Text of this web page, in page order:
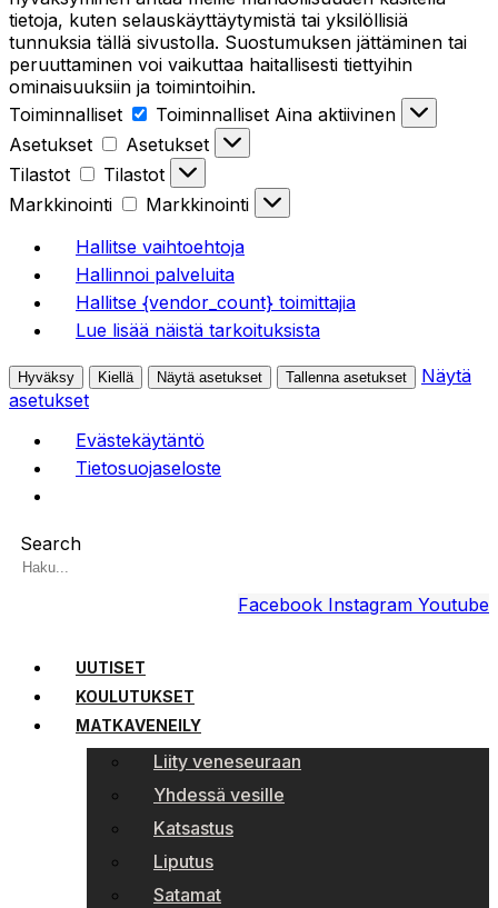
tietoja, kuten selauskäyttäytymistä tai yksilöllisiä
tunnuksia tällä sivustolla. Suostumuksen jättäminen tai
peruuttaminen voi vaikuttaa haitallisesti tiettyihin
ominaisuuksiin ja toimintoihin.
Toiminnalliset
Toiminnalliset Aina aktiivinen
Asetukset
Asetukset
Tilastot
Tilastot
Markkinointi
Markkinointi
Hallitse vaihtoehtoja
Hallinnoi palveluita
Hallitse {vendor_count} toimittajia
Lue lisää näistä tarkoituksista
Hyväksy Kiellä Näytä asetukset Tallenna asetukset
Näytä
asetukset
Evästekäytäntö
Tietosuojaseloste
Search
Facebook Instagram Youtube
UUTISET
KOULUTUKSET
MATKAVENEILY
Liity veneseuraan
Yhdessä vesille
Katsastus
Liputus
Satamat